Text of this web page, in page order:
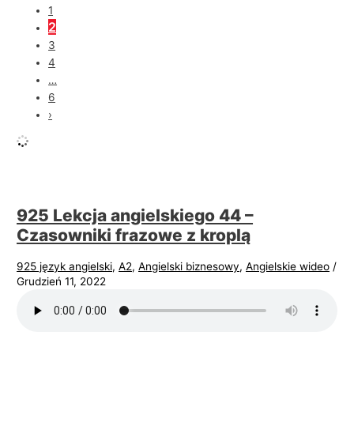
1
2
3
4
…
6
›
925 Lekcja angielskiego 44 –
Czasowniki frazowe z kroplą
925 język angielski,A2,Angielski biznesowy,Angielskie wideo /
Grudzień 11, 2022